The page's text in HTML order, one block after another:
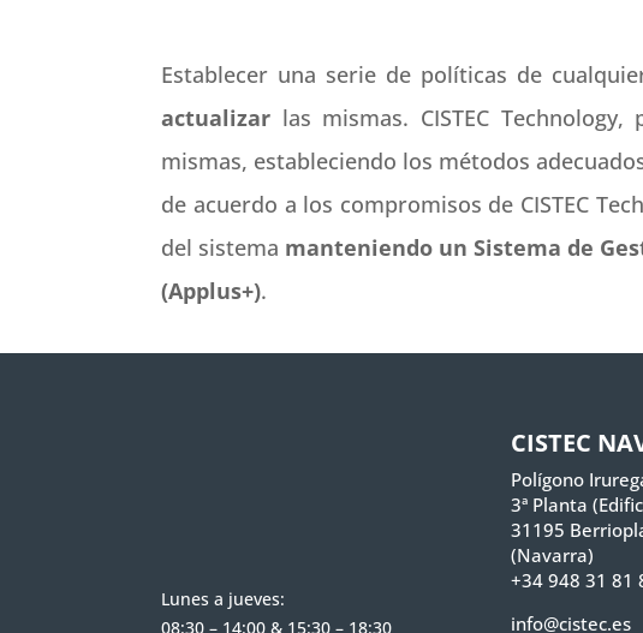
Establecer una serie de políticas de
actualizar las mismas. CISTEC
mismas, estableciendo los métodos
de acuerdo a los compromisos de CISTEC
del sistema manteniendo un Sistema de
(Applus+).
Lunes a jueves:
08:30 – 14:00 & 15:30 – 18:30
CISTEC
Polígono
3ª Planta
31195
(Navarra)
+34 948 31 81
info@cistec.es